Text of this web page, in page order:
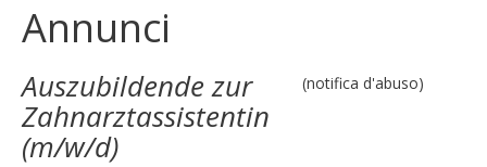
Annunci
Auszubildende zur
Zahnarztassistentin
(m/w/d)
(notifica d'abuso)